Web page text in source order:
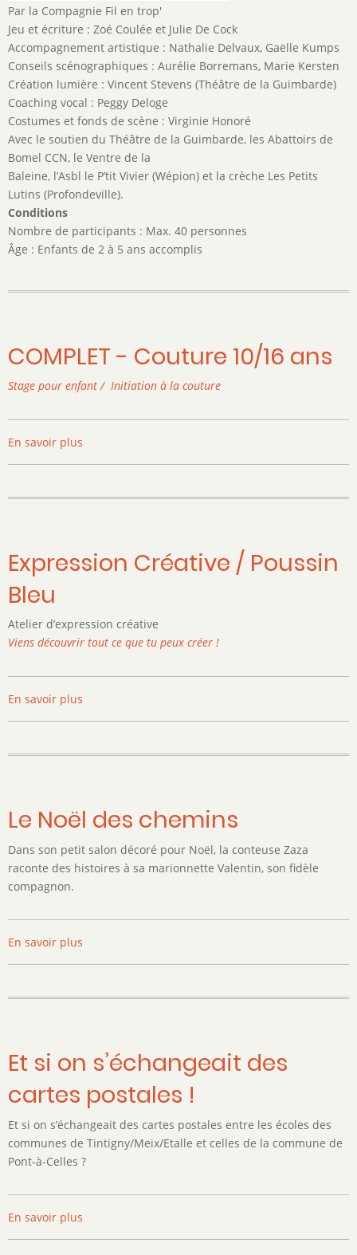
Par la Compagnie Fil en trop'
Jeu et écriture : Zoé Coulée et Julie De Cock
Accompagnement artistique : Nathalie Delvaux, Gaëlle Kumps
Conseils scénographiques : Aurélie Borremans, Marie Kersten
Création lumière : Vincent Stevens (Théâtre de la Guimbarde)
Coaching vocal : Peggy Deloge
Costumes et fonds de scène : Virginie Honoré
Avec le soutien du Théâtre de la Guimbarde, les Abattoirs de
Bomel CCN, le Ventre de la
Baleine, l’Asbl le P’tit Vivier (Wépion) et la crèche Les Petits
Lutins (Profondeville).
Conditions
Nombre de participants : Max. 40 personnes
Âge : Enfants de 2 à 5 ans accomplis
COMPLET - Couture 10/16 ans
Stage pour enfant / Initiation à la couture
En savoir plus
Couture
Expression Créative / Poussin
Bleu
Atelier d’expression créative
Viens découvrir tout ce que tu peux créer !
En savoir plus
Expression
/
Le Noël des chemins
Dans son petit salon décoré pour Noël, la conteuse Zaza
raconte des histoires à sa marionnette Valentin, son fidèle
compagnon.
En savoir plus
Le
des
Et si on s’échangeait des
cartes postales !
Et si on s’échangeait des cartes postales entre les écoles des
communes de Tintigny/Meix/Etalle et celles de la commune de
Pont-à-Celles ?
En savoir plus
Et